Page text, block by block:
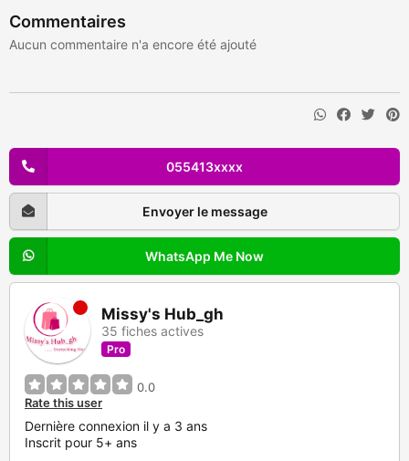
Commentaires
Aucun commentaire n'a encore été ajouté
055413xxxx
Envoyer le message
WhatsApp Me Now
Missy's Hub_gh
35 fiches actives
Pro
0.0
Rate this user
Dernière connexion il y a 3 ans
Inscrit pour 5+ ans